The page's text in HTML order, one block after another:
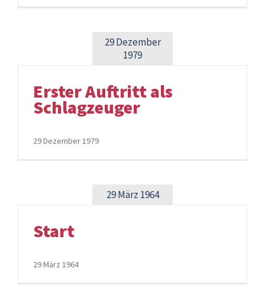
29 Dezember
1979
Erster Auftritt als
Schlagzeuger
29 Dezember 1979
29 März 1964
Start
29 März 1964